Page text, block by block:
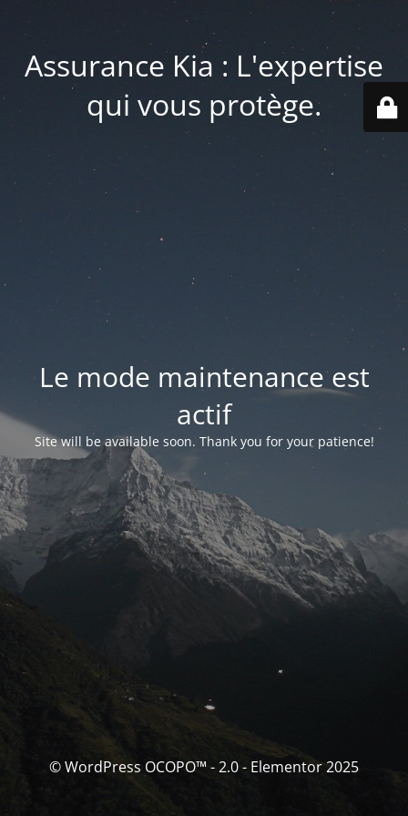
Assurance Kia : L'expertise
qui vous protège.
Le mode maintenance est
actif
Site will be available soon. Thank you for your patience!
© WordPress OCOPO™ - 2.0 - Elementor 2025